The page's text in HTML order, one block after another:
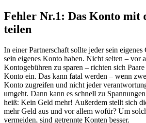
Fehler Nr.1: Das Konto mit
teilen
In einer Partnerschaft sollte jeder sein
sein eigenes Konto haben. Nicht selten – vor
Kontogebühren zu sparen – richten sich
Konto ein. Das kann fatal werden – wenn
Konto zugreifen und nicht jeder
umgeht. Dann kann es schnell zu
heiß: Kein Geld mehr! Außerdem stellt sich
mehr Geld aus und vor allem wofür? Um
vermeiden, sind getrennte Konten besser.